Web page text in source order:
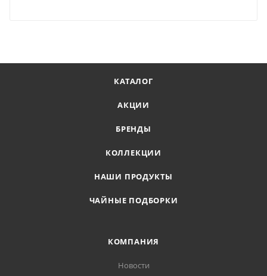
КАТАЛОГ
АКЦИИ
БРЕНДЫ
КОЛЛЕКЦИИ
НАШИ ПРОДУКТЫ
ЧАЙНЫЕ ПОДБОРКИ
КОМПАНИЯ
Новости